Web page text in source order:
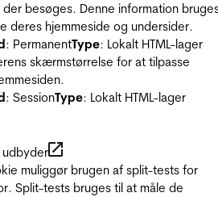
besøges. Denne information
deres hjemmeside og undersider.
: PermanentType: Lokalt HTML-lager
skærmstørrelse for at tilpasse
: SessionType: Lokalt HTML-lager
udbyder
muliggør brugen af split-tests for
Split-tests bruges til at måle de